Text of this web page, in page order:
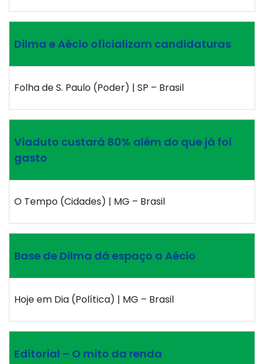
Dilma e Aécio oficializam candidaturas
Folha de S. Paulo (Poder) | SP – Brasil
Viaduto custará 80% além do que já foi
gasto
O Tempo (Cidades) | MG – Brasil
Base de Dilma dá espaço a Aécio
Hoje em Dia (Política) | MG – Brasil
Editorial – O mito da renda